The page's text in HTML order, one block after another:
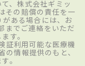
、株式会社ギミッ
その賠償の責任を一
ある場合には、お
までご連絡をいただ
す。
証利用可能な医療機
情報提供のもと、
。